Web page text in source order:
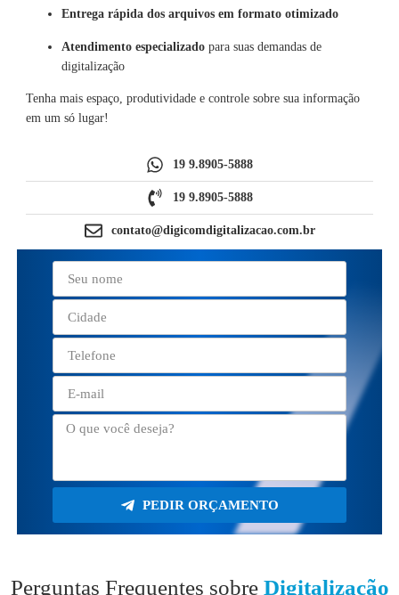
Entrega rápida dos arquivos em formato otimizado
Atendimento especializadopara suas demandas de
digitalização
Tenha mais espaço, produtividade e controle sobre sua informação
em um só lugar!
19 9.8905-5888
19 9.8905-5888
contato@digicomdigitalizacao.com.br
PEDIR ORÇAMENTO
Perguntas Frequentes sobre Digitalização